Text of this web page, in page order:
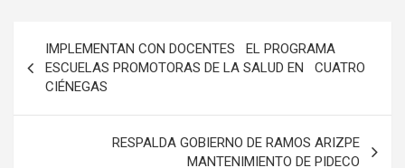
de
entradas
IMPLEMENTAN CON DOCENTES EL PROGRAMA
ESCUELAS PROMOTORAS DE LA SALUD EN CUATRO
CIÉNEGAS
RESPALDA GOBIERNO DE RAMOS ARIZPE
MANTENIMIENTO DE PIDECO